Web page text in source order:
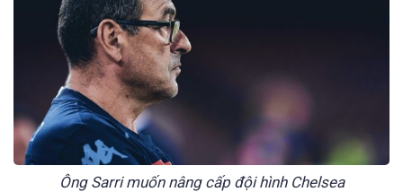
Ông Sarri muốn nâng cấp đội hình Chelsea